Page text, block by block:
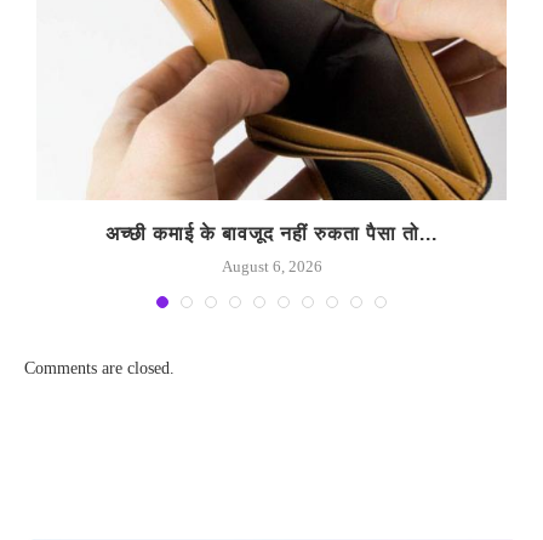
अच्छी कमाई के बावजूद नहीं रुकता पैसा तो...
August 6, 2026
Comments are closed.